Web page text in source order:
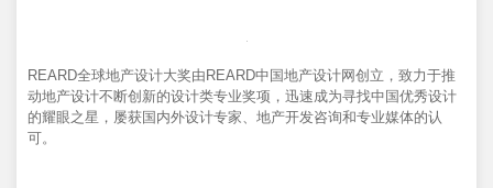
REARD全球地产设计大奖由REARD中国地产设计网创立，致力于推
动地产设计不断创新的设计类专业奖项，迅速成为寻找中国优秀设计
的耀眼之星，屡获国内外设计专家、地产开发咨询和专业媒体的认
可。